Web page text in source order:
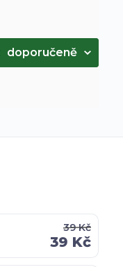
doporučeně
39 Kč
39 Kč